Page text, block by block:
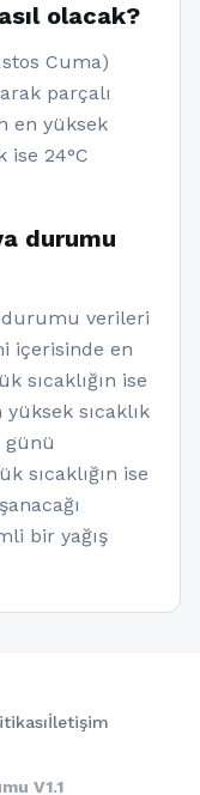
olacak?
Cuma)
parçalı
en yüksek
ise 24°C
durumu
verileri
içerisinde en
sıcaklığın ise
sıcaklık
günü
sıcaklığın ise
bir yağış
İletişim
V1.1